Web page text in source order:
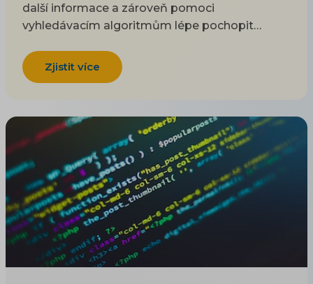
další informace a zároveň pomoci
vyhledávacím algoritmům lépe pochopit
lidem ve správný čas. Také je možné
přizpůsobit většinu atributů, včetně názvu a
Zjistit více